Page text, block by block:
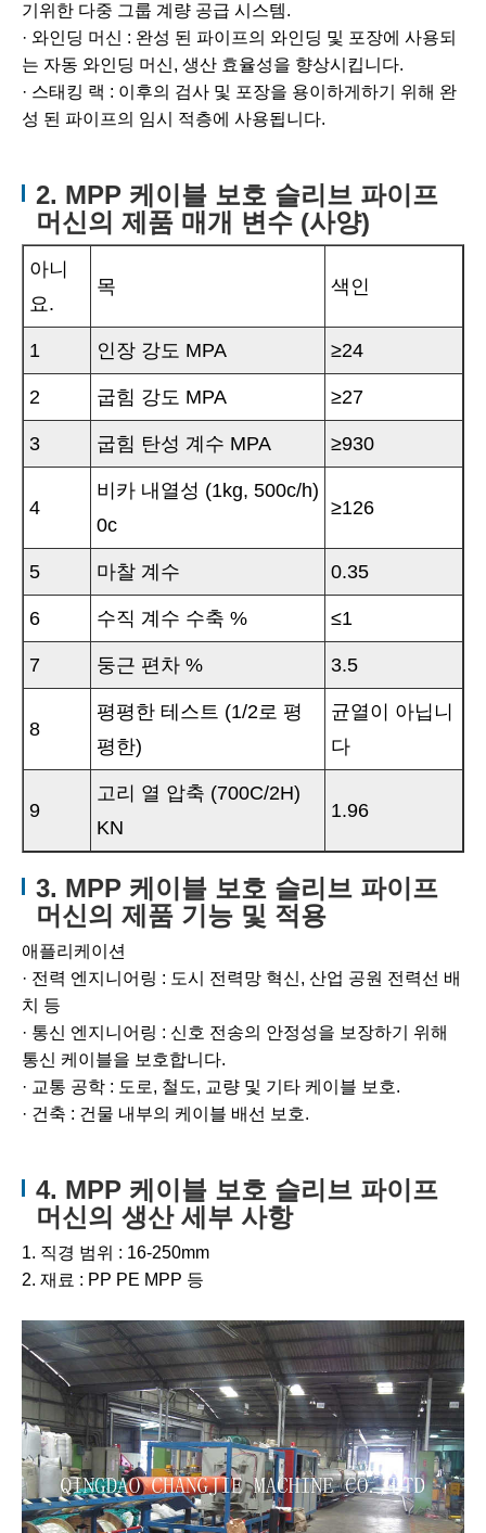
기위한 다중 그룹 계량 공급 시스템.
· 와인딩 머신 : 완성 된 파이프의 와인딩 및 포장에 사용되
는 자동 와인딩 머신, 생산 효율성을 향상시킵니다.
· 스태킹 랙 : 이후의 검사 및 포장을 용이하게하기 위해 완
성 된 파이프의 임시 적층에 사용됩니다.
2. MPP 케이블 보호 슬리브 파이프
머신의 제품 매개 변수 (사양)
아니
요.
목 색인
1 인장 강도 MPA ≥24
2 굽힘 강도 MPA ≥27
3 굽힘 탄성 계수 MPA ≥930
4
비카 내열성 (1kg, 500c/h)
0c
≥126
5 마찰 계수 0.35
6 수직 계수 수축 % ≤1
7 둥근 편차 % 3.5
8
평평한 테스트 (1/2로 평
평한)
균열이 아닙니
다
9
고리 열 압축 (700C/2H)
KN
1.96
3. MPP 케이블 보호 슬리브 파이프
머신의 제품 기능 및 적용
애플리케이션
· 전력 엔지니어링 : 도시 전력망 혁신, 산업 공원 전력선 배
치 등
· 통신 엔지니어링 : 신호 전송의 안정성을 보장하기 위해
통신 케이블을 보호합니다.
· 교통 공학 : 도로, 철도, 교량 및 기타 케이블 보호.
· 건축 : 건물 내부의 케이블 배선 보호.
4. MPP 케이블 보호 슬리브 파이프
머신의 생산 세부 사항
1. 직경 범위 : 16-250mm
2. 재료 : PP PE MPP 등